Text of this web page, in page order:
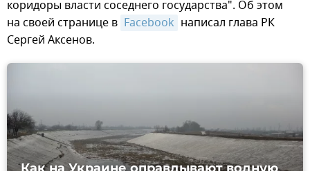
коридоры власти соседнего государства". Об этом
на своей странице в Facebook написал глава РК
Сергей Аксенов.